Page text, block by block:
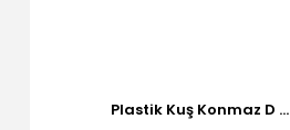
Plastik Kuş Konmaz D ...